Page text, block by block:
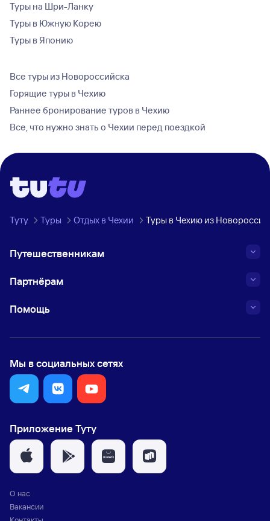
Туры на Шри-Ланку
Туры в Южную Корею
Туры в Японию
Все туры из Новороссийска
Горящие туры в Чехию
Раннее бронирование туров в Чехию
Все, что нужно знать о Чехии перед поездкой
Туту Туры Отдых в Чехии Туры в Чехию из
Путешественникам
Партнёрам
Помощь
Мы в социальных сетях
Приложение Туту
О нас
Вакансии